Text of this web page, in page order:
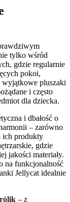
tylko wśród
gdzie regularnie
pokoi,
wyjątkowe pluszaki
i często
dla dziecka.
i dbałość o
– zarówno
ich produkty
gdzie
jakości materiały.
na funkcjonalność
Jellycat idealnie
– z